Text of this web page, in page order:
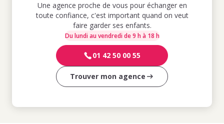
Une agence proche de vous pour échanger en
toute confiance, c'est important quand on veut
faire garder ses enfants.
Du lundi au vendredi de 9 h à 18 h
01 42 50 00 55
Trouver mon agence